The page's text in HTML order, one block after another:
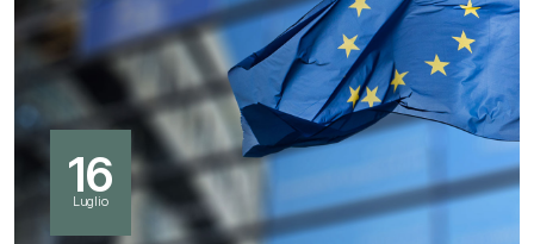
16
Luglio